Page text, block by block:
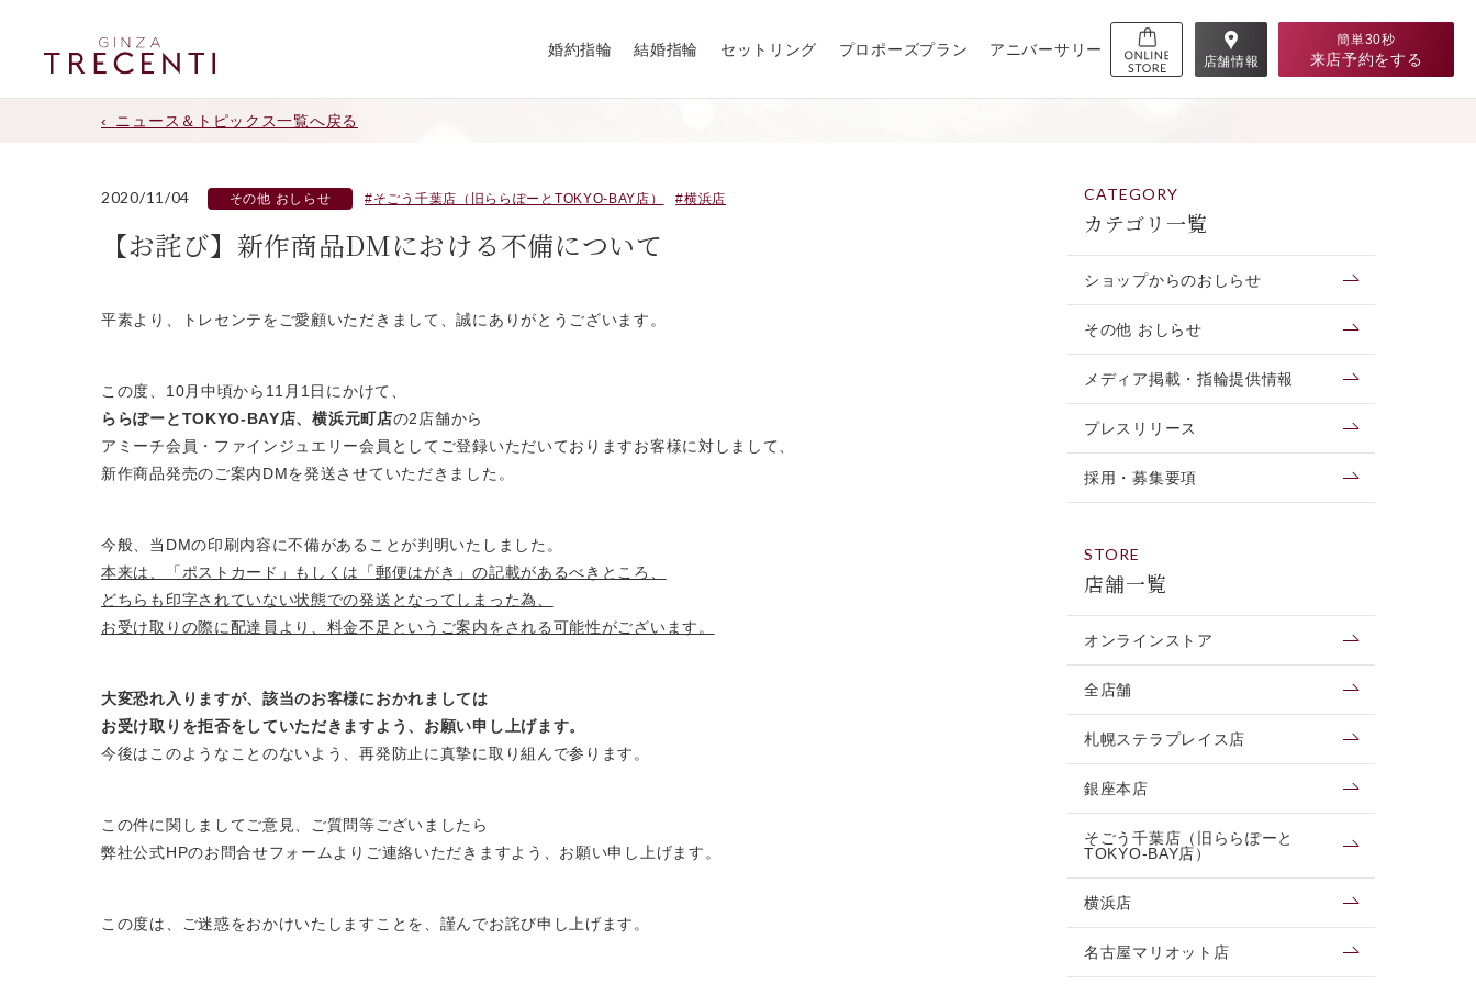
婚約指輪 結婚指輪 セットリング プロポーズプラン アニバーサリー
店舗情報
簡単30秒
来店予約をする
ニュース＆トピックス一覧へ戻る
2020/11/04 その他 おしらせ そごう千葉店（旧ららぽーとTOKYO-BAY店） 横浜店
【お詫び】新作商品DMにおける不備について
平素より、トレセンテをご愛顧いただきまして、誠にありがとうございます。
この度、10月中頃から11月1日にかけて、
ららぽーとTOKYO-BAY店、横浜元町店の2店舗から
アミーチ会員・ファインジュエリー会員としてご登録いただいておりますお客様に対しまして、
新作商品発売のご案内DMを発送させていただきました。
今般、当DMの印刷内容に不備があることが判明いたしました。
本来は、「ポストカード」もしくは「郵便はがき」の記載があるべきところ、
どちらも印字されていない状態での発送となってしまった為、
お受け取りの際に配達員より、料金不足というご案内をされる可能性がございます。
大変恐れ入りますが、該当のお客様におかれましては
お受け取りを拒否をしていただきますよう、お願い申し上げます。
今後はこのようなことのないよう、再発防止に真摯に取り組んで参ります。
この件に関しましてご意見、ご質問等ございましたら
弊社公式HPのお問合せフォームよりご連絡いただきますよう、お願い申し上げます。
この度は、ご迷惑をおかけいたしますことを、謹んでお詫び申し上げます。
CATEGORY
カテゴリ一覧
ショップからのおしらせ
その他 おしらせ
メディア掲載・指輪提供情報
プレスリリース
採用・募集要項
STORE
店舗一覧
オンラインストア
全店舗
札幌ステラプレイス店
銀座本店
そごう千葉店（旧ららぽーと
TOKYO-BAY店）
横浜店
名古屋マリオット店